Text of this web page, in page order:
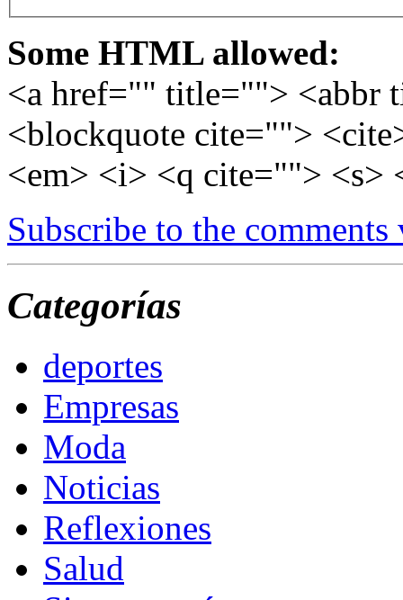
Some HTML allowed:
<a href="" title=""> <abbr
<blockquote cite="">
<em> <i> <q cite=""> <s>
Subscribe to the comments
Categorías
deportes
Empresas
Moda
Noticias
Reflexiones
Salud